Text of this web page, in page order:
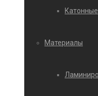
Материалы